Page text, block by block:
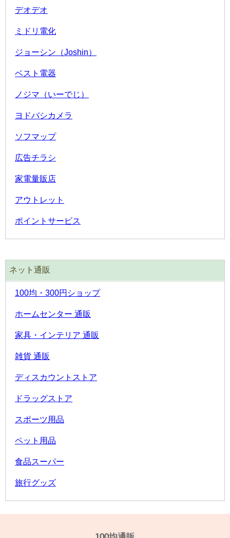
デオデオ
ミドリ電化
ジョーシン（Joshin）
ベスト電器
ノジマ（いーでじ）
ヨドバシカメラ
ソフマップ
広告チラシ
家電量販店
アウトレット
ポイントサービス
ネット通販
100均・300円ショップ
ホームセンター 通販
家具・インテリア 通販
雑貨 通販
ディスカウントストア
ドラッグストア
スポーツ用品
ペット用品
食品スーパー
旅行グッズ